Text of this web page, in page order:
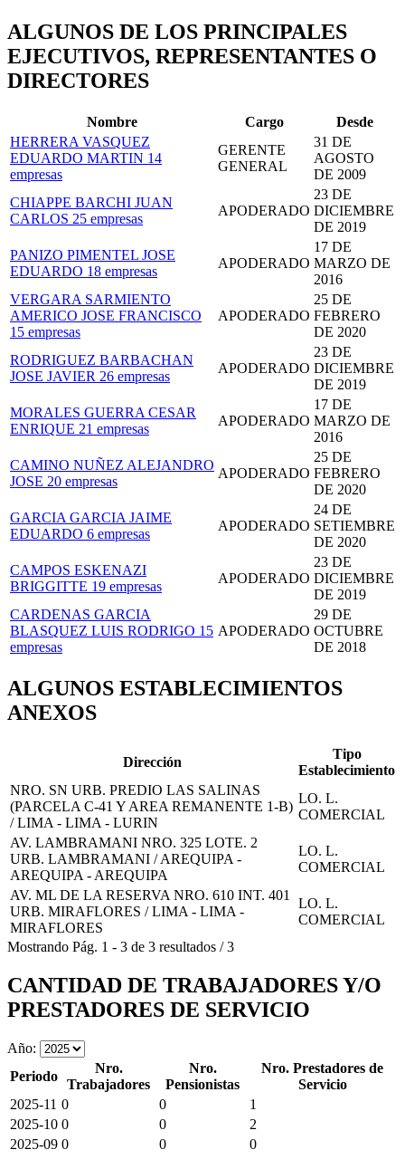
ALGUNOS DE LOS PRINCIPALES
EJECUTIVOS, REPRESENTANTES O
DIRECTORES
Nombre Cargo
Desde
HERRERA VASQUEZ
EDUARDO MARTIN 14
empresas
GERENTE
GENERAL
31 DE
AGOSTO
DE 2009
CHIAPPE BARCHI JUAN
CARLOS 25 empresas
APODERADO
23 DE
DICIEMBRE
DE 2019
PANIZO PIMENTEL JOSE
EDUARDO 18 empresas
APODERADO
17 DE
MARZO DE
2016
VERGARA SARMIENTO
AMERICO JOSE FRANCISCO
15 empresas
APODERADO
25 DE
FEBRERO
DE 2020
RODRIGUEZ BARBACHAN
JOSE JAVIER 26 empresas
APODERADO
23 DE
DICIEMBRE
DE 2019
MORALES GUERRA CESAR
ENRIQUE 21 empresas
APODERADO
17 DE
MARZO DE
2016
CAMINO NUÑEZ ALEJANDRO
JOSE 20 empresas
APODERADO
25 DE
FEBRERO
DE 2020
GARCIA GARCIA JAIME
EDUARDO 6 empresas
APODERADO
24 DE
SETIEMBRE
DE 2020
CAMPOS ESKENAZI
BRIGGITTE 19 empresas
APODERADO
23 DE
DICIEMBRE
DE 2019
CARDENAS GARCIA
BLASQUEZ LUIS RODRIGO 15
empresas
APODERADO
29 DE
OCTUBRE
DE 2018
ALGUNOS ESTABLECIMIENTOS
ANEXOS
Dirección
Tipo
Establecimiento
NRO. SN URB. PREDIO LAS SALINAS
(PARCELA C-41 Y AREA REMANENTE 1-B)
/ LIMA - LIMA - LURIN
LO. L.
COMERCIAL
AV. LAMBRAMANI NRO. 325 LOTE. 2
URB. LAMBRAMANI / AREQUIPA -
AREQUIPA - AREQUIPA
LO. L.
COMERCIAL
AV. ML DE LA RESERVA NRO. 610 INT. 401
URB. MIRAFLORES / LIMA - LIMA -
MIRAFLORES
LO. L.
COMERCIAL
Mostrando Pág. 1 - 3 de 3 resultados /3
CANTIDAD DE TRABAJADORES Y/O
PRESTADORES DE SERVICIO
Año:
Periodo
Nro.
Trabajadores
Nro.
Pensionistas
Nro. Prestadores de
Servicio
2025-11 0 0
1
2025-10 0 0
2
2025-09 0 0
0